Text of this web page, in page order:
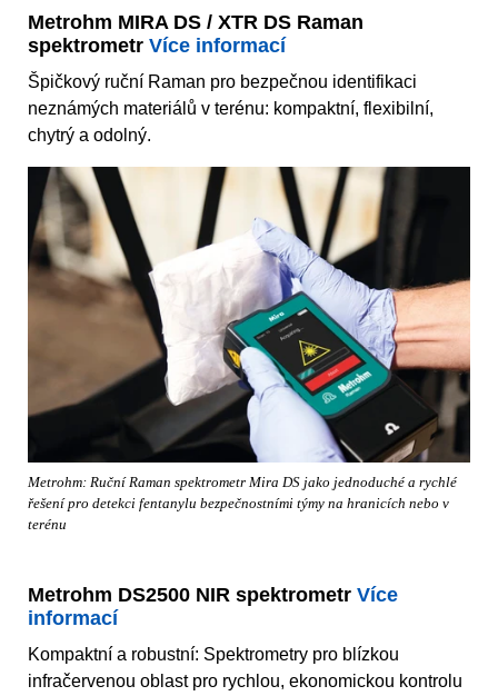
Metrohm MIRA DS / XTR DS Raman
spektrometr Více informací
Špičkový ruční Raman pro bezpečnou identifikaci
neznámých materiálů v terénu: kompaktní, flexibilní,
chytrý a odolný.
Metrohm: Ruční Raman spektrometr Mira DS jako jednoduché a rychlé
řešení pro detekci fentanylu bezpečnostními týmy na hranicích nebo v
terénu
Metrohm DS2500 NIR spektrometr Více
informací
Kompaktní a robustní: Spektrometry pro blízkou
infračervenou oblast pro rychlou, ekonomickou kontrolu